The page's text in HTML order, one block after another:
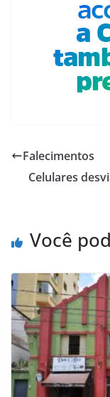
Falecimentos
Celulares
Você